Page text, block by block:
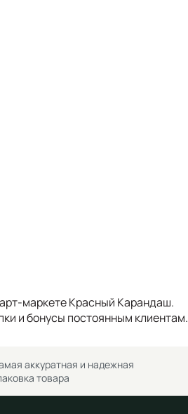
маркете Красный Карандаш.
и бонусы постоянным клиентам.
аккуратная и надежная
товара